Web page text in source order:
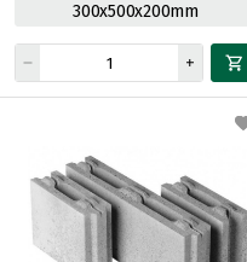
300x500x200mm